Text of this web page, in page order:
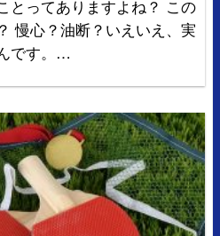
とってありますよね？ この
慢心？油断？いえいえ、実
です。…